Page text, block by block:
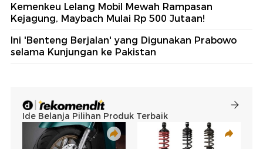
Kemenkeu Lelang Mobil Mewah Rampasan
Kejagung, Maybach Mulai Rp 500 Jutaan!
Ini 'Benteng Berjalan' yang Digunakan Prabowo
selama Kunjungan ke Pakistan